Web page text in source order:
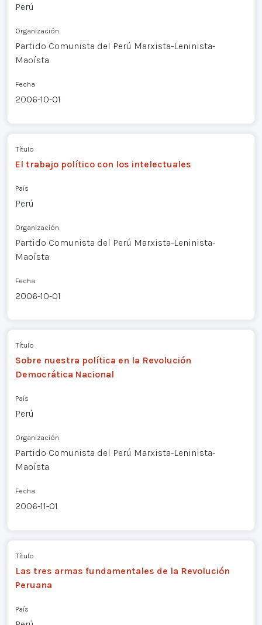
Perú
Organización
Partido Comunista del Perú Marxista-Leninista-
Maoísta
Fecha
2006-10-01
Título
El trabajo político con los intelectuales
País
Perú
Organización
Partido Comunista del Perú Marxista-Leninista-
Maoísta
Fecha
2006-10-01
Título
Sobre nuestra política en la Revolución
Democrática Nacional
País
Perú
Organización
Partido Comunista del Perú Marxista-Leninista-
Maoísta
Fecha
2006-11-01
Título
Las tres armas fundamentales de la Revolución
Peruana
País